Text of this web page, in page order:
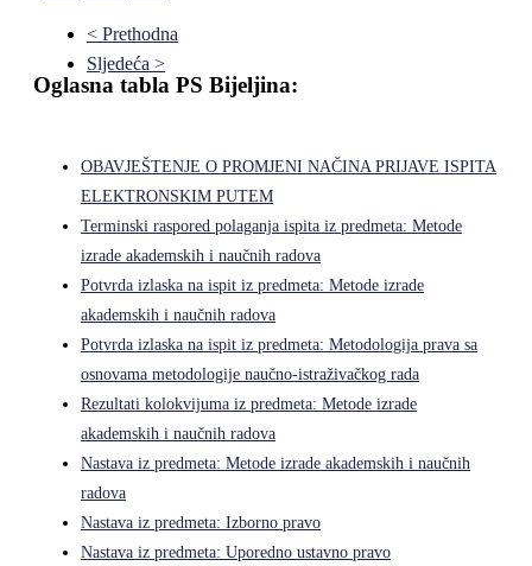
< Prethodna
Sljedeća >
Oglasna tabla PS Bijeljina:
OBAVJEŠTENJE O PROMJENI NAČINA PRIJAVE ISPITA
ELEKTRONSKIM PUTEM
Terminski raspored polaganja ispita iz predmeta: Metode
izrade akademskih i naučnih radova
Potvrda izlaska na ispit iz predmeta: Metode izrade
akademskih i naučnih radova
Potvrda izlaska na ispit iz predmeta: Metodologija prava sa
osnovama metodologije naučno-istraživačkog rada
Rezultati kolokvijuma iz predmeta: Metode izrade
akademskih i naučnih radova
Nastava iz predmeta: Metode izrade akademskih i naučnih
radova
Nastava iz predmeta: Izborno pravo
Nastava iz predmeta: Uporedno ustavno pravo